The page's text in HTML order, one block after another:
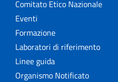
Comitato Etico Nazionale
Eventi
Formazione
Laboratori di riferimento
Linee guida
Organismo Notificato